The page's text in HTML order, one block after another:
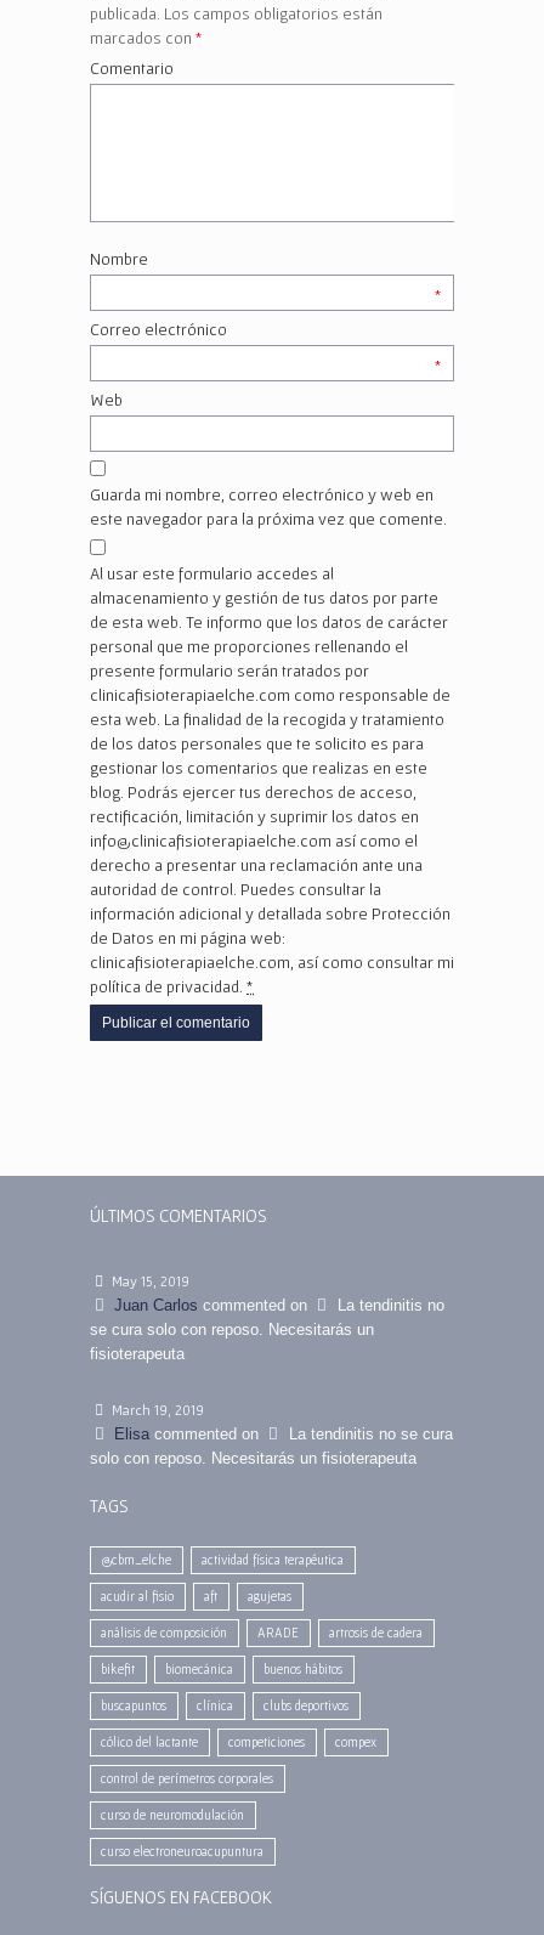
publicada. Los campos obligatorios están
marcados con *
Comentario
Nombre
*
Correo electrónico
*
Web
Guarda mi nombre, correo electrónico y web en
este navegador para la próxima vez que comente.
Al usar este formulario accedes al
almacenamiento y gestión de tus datos por parte
de esta web. Te informo que los datos de carácter
personal que me proporciones rellenando el
presente formulario serán tratados por
clinicafisioterapiaelche.com como responsable de
esta web. La finalidad de la recogida y tratamiento
de los datos personales que te solicito es para
gestionar los comentarios que realizas en este
blog. Podrás ejercer tus derechos de acceso,
rectificación, limitación y suprimir los datos en
info@clinicafisioterapiaelche.com así como el
derecho a presentar una reclamación ante una
autoridad de control. Puedes consultar la
información adicional y detallada sobre Protección
de Datos en mi página web:
clinicafisioterapiaelche.com, así como consultar mi
política de privacidad. *
ÚLTIMOS COMENTARIOS
May 15, 2019
Juan Carlos commented on
La tendinitis no
se cura solo con reposo. Necesitarás un
fisioterapeuta
March 19, 2019
Elisa commented on
La tendinitis no se cura
solo con reposo. Necesitarás un fisioterapeuta
TAGS
@cbm_elche actividad física terapéutica
acudir al fisio aft agujetas
análisis de composición ARADE artrosis de cadera
bikefit biomecánica buenos hábitos
buscapuntos clínica clubs deportivos
cólico del lactante competiciones compex
control de perímetros corporales
curso de neuromodulación
curso electroneuroacupuntura
SÍGUENOS EN FACEBOOK